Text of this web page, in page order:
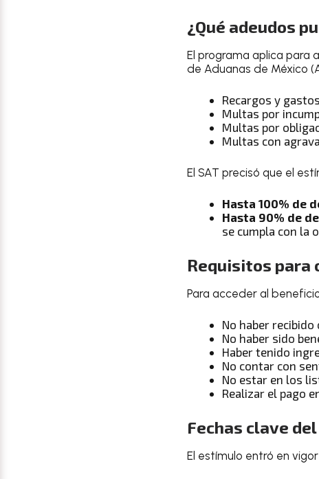
¿Qué adeudos
El programa aplica para
de Aduanas de México
Recargos y
Multas por
Multas por
Multas con
El SAT precisó que el
Hasta 100% de
Hasta 90% de
se cumpla con la
Requisitos para
Para acceder al
No haber
No haber sido
Haber tenido
No contar con
No estar en los
Realizar el pago
Fechas clave
El estímulo entró en